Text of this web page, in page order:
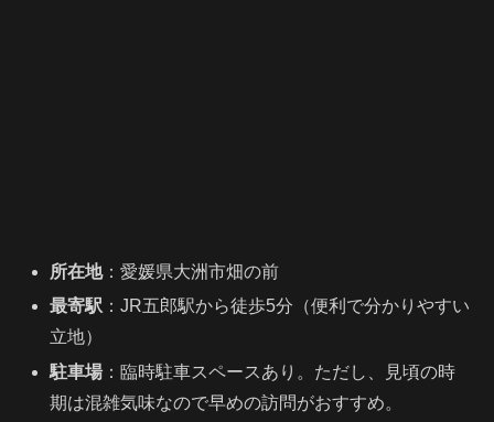
所在地：愛媛県大洲市畑の前
最寄駅 ：JR五郎駅から徒歩5分（便利で分かりやすい
立地）
駐車場：臨時駐車スペースあり。ただし、見頃の時
期は混雑気味なので早めの訪問がおすすめ。